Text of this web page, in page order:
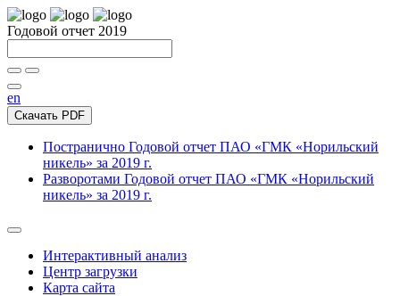
Годовой отчет 2019
en
Скачать PDF
Постранично Годовой отчет ПАО «ГМК «Норильский
никель» за 2019 г.
Разворотами Годовой отчет ПАО «ГМК «Норильский
никель» за 2019 г.
Интерактивный анализ
Центр загрузки
Карта сайта